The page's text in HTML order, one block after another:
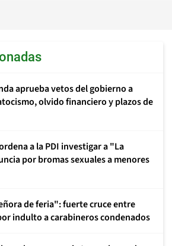
aprueba vetos del gobierno a
olvido financiero y plazos de
a la PDI investigar a "La
por bromas sexuales a menores
de feria": fuerte cruce entre
indulto a carabineros condenados